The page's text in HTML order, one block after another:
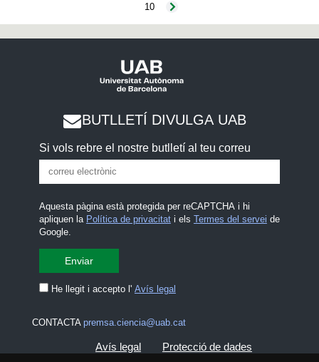
10
BUTLLETÍ DIVULGA UAB
Si vols rebre el nostre butlletí al teu correu
Aquesta pàgina està protegida per reCAPTCHA i hi
apliquen la Política de privacitati els Termes del servei de
Google.
He llegit i accepto l' Avís legal
CONTACTA premsa.ciencia@uab.cat
Avís legal Protecció de dades